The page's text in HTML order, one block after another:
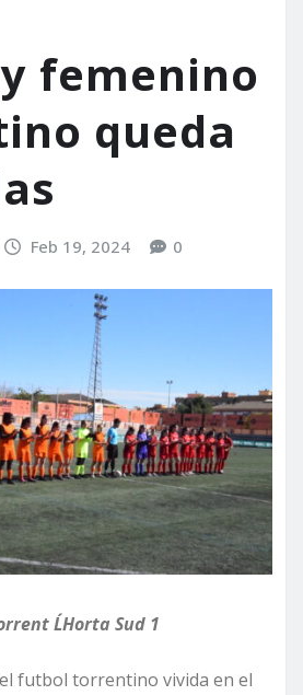
femenino
queda
Feb 19, 2024 0
L´Horta Sud 1
futbol torrentino vivida en el